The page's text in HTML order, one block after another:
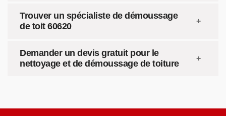
Trouver un spécialiste de démoussage
de toit 60620
Demander un devis gratuit pour le
nettoyage et de démoussage de toiture